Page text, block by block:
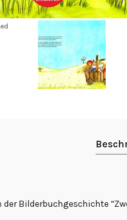
Bilderbuchgeschichte